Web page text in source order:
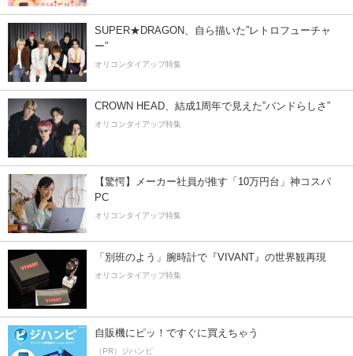
SUPER★DRAGON、自ら描いた”レトロフューチャ
ー”
オリコンタイアップ特集
CROWN HEAD、結成1周年で見えた”バンドらしさ”
オリコンタイアップ特集
【驚愕】メーカー社員が推す「10万円台」神コスパ
PC
オリコンタイアップ特集
「別班のよう」腕時計で『VIVANT』の世界観再現
オリコンタイアップ特集
自販機にピッ！ですぐに買えちゃう
（PR）ジハンピ